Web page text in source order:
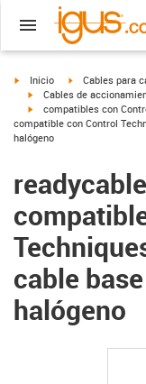
igus-icon-arrow-right
Inicio igus-icon-
Cables para
igus-icon-arrow-right
Cables de
igus-icon-arrow-right
compatibles con
compatible con Control
halógeno
cable
halógeno